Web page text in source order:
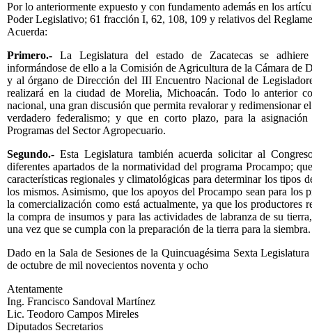
Por lo anteriormente expuesto y con fundamento además en los
Poder Legislativo; 61 fracción I, 62, 108, 109 y relativos del
Acuerda:
Primero.- La Legislatura del estado de Zacatecas se
informándose de ello a la Comisión de Agricultura de la Cámara de
y al órgano de Dirección del III Encuentro Nacional de
realizará en la ciudad de Morelia, Michoacán. Todo lo anterior
nacional, una gran discusión que permita revalorar y redimensionar
verdadero federalismo; y que en corto plazo, para la
Programas del Sector Agropecuario.
Segundo.- Esta Legislatura también acuerda solicitar al
diferentes apartados de la normatividad del programa Procampo;
características regionales y climatológicas para determinar los tipos
los mismos. Asimismo, que los apoyos del Procampo sean para los
la comercialización como está actualmente, ya que los productores
la compra de insumos y para las actividades de labranza de su
una vez que se cumpla con la preparación de la tierra para la siembra.
Dado en la Sala de Sesiones de la Quincuagésima Sexta
de octubre de mil novecientos noventa y ocho
Atentamente
Ing. Francisco Sandoval Martínez
Lic. Teodoro Campos Mireles
Diputados Secretarios